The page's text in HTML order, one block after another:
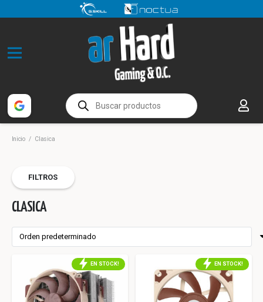
Búsqueda
de
productos
Inicio / Clasica
FILTROS
CLASICA
EN STOCK! EN STOCK!